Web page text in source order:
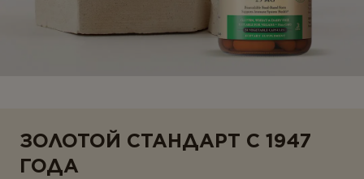
ЗОЛОТОЙ СТАНДАРТ С 1947
ГОДА